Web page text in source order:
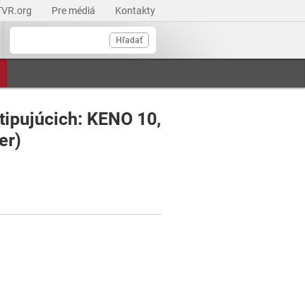
Pre médiá Kontakty
Hľadať
KENO 10,